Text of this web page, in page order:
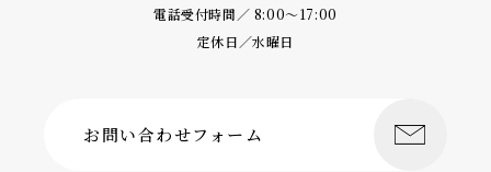
電話受付時間／ 8:00〜17:00
定休日／水曜日
お問い合わせフォーム